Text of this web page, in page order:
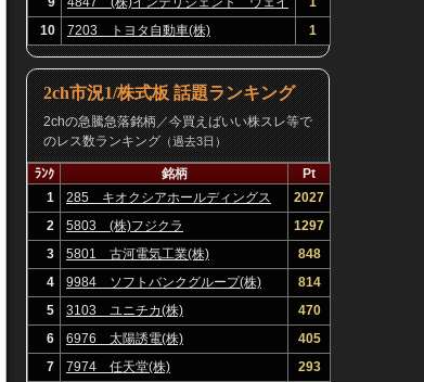
ブ
10
7203 トヨタ自動車(株) 1
2ch市況1/株式板 話題ランキング
2chの急騰急落銘柄／今買えばいい株スレ等で
のレス数ランキング（過去3日）
ﾗﾝｸ 銘柄
Pt
1
285 キオクシアホールディングス
(株)
2027
2
5803 (株)フジクラ
1297
3
5801 古河電気工業(株)
848
4
9984 ソフトバンクグループ(株)
814
5
3103 ユニチカ(株)
470
6
6976 太陽誘電(株)
405
7
7974 任天堂(株)
293